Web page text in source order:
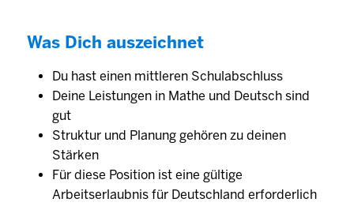
Was Dich auszeichnet
Du hast einen mittleren Schulabschluss
Deine Leis­tungen in Mathe und Deutsch sind
gut
Struktur und Planung gehören zu deinen
Stärken
Für diese Position ist eine gültige
Arbeitserlaubnis für Deutschland erforderlich